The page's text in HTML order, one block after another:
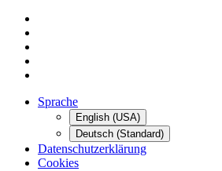
Sprache
English (USA)
Deutsch (Standard)
Datenschutzerklärung
Cookies